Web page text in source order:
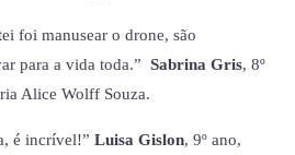
foi manusear o drone, são
para a vida toda.” Sabrina Gris, 8º
Alice Wolff Souza.
é incrível!” Luisa Gislon, 9º ano,